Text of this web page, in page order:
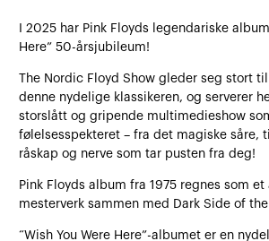
I 2025 har Pink Floyds legendariske
Here” 50-årsjubileum!
The Nordic Floyd Show gleder seg stort
denne nydelige klassikeren, og serverer
storslått og gripende multimedieshow
følelsesspekteret – fra det magiske såre,
råskap og nerve som tar pusten fra deg!
Pink Floyds album fra 1975 regnes som
mesterverk sammen med Dark Side of
“Wish You Were Here”-albumet er en